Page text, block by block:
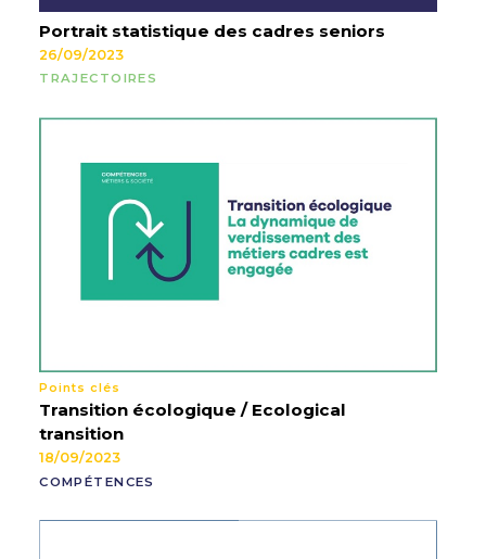
Portrait statistique des cadres seniors
26/09/2023
TRAJECTOIRES
Points clés
Transition écologique / Ecological
transition
18/09/2023
COMPÉTENCES